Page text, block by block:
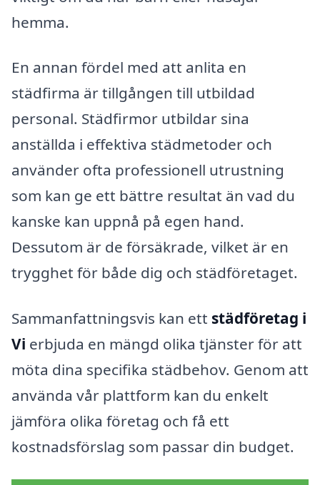
hemma.
En annan fördel med att anlita en
städfirma är tillgången till utbildad
personal. Städfirmor utbildar sina
anställda i effektiva städmetoder och
använder ofta professionell utrustning
som kan ge ett bättre resultat än vad du
kanske kan uppnå på egen hand.
Dessutom är de försäkrade, vilket är en
trygghet för både dig och städföretaget.
Sammanfattningsvis kan ett städföretag i
Vi erbjuda en mängd olika tjänster för att
möta dina specifika städbehov. Genom att
använda vår plattform kan du enkelt
jämföra olika företag och få ett
kostnadsförslag som passar din budget.